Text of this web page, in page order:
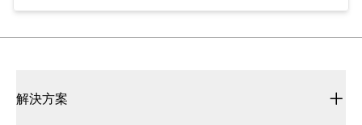
解決方案